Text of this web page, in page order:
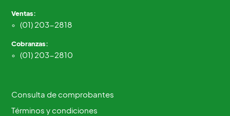
Ventas:
(01) 203-2818
Cobranzas:
(01) 203-2810
Consulta de comprobantes
Términos y condiciones